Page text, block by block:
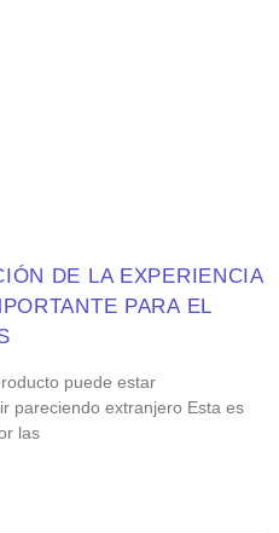
DE LA EXPERIENCIA
PARA EL
puede estar
pareciendo extranjero Esta es
las